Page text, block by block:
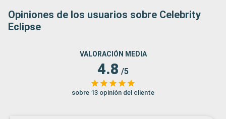
Opiniones de los usuarios sobre Celebrity
Eclipse
VALORACIÓN MEDIA
4.8 /5
sobre 13 opinión del cliente